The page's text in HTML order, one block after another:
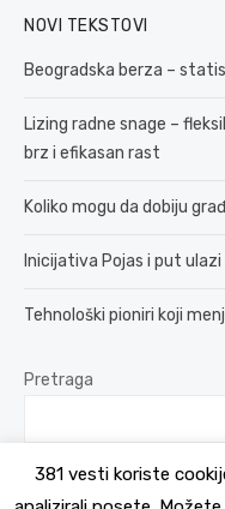
NOVI TEKSTOVI
Beogradska berza –
Lizing radne snage –
brz i efikasan rast
Koliko mogu da dobiju
Inicijativa Pojas i put
Tehnološki pioniri koji
Pretraga
381 vesti koriste